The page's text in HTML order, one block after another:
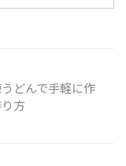
どんで手軽に作
方